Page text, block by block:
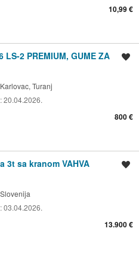
10,99 €
LS-2 PREMIUM, GUME ZA
Karlovac, Turanj
20.04.2026.
800 €
3t sa kranom VAHVA
Slovenija
03.04.2026.
13.900 €